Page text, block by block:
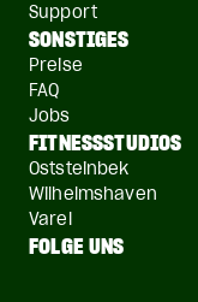
Support
SONSTIGES
Preise
FAQ
Jobs
FITNESSSTUDIOS
Oststeinbek
Wilhelmshaven
Varel
FOLGE UNS